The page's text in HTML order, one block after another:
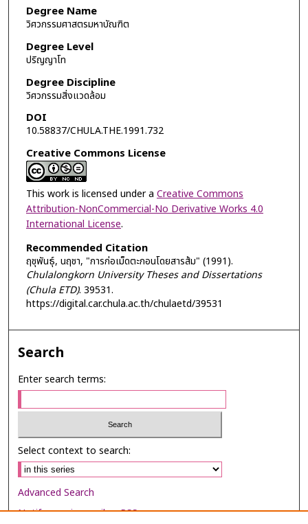
Degree Name
วิศวกรรมศาสตรมหาบัณฑิต
Degree Level
ปริญญาโท
Degree Discipline
วิศวกรรมสิ่งแวดล้อม
DOI
10.58837/CHULA.THE.1991.732
Creative Commons License
This work is licensed under a Creative Commons
Attribution-NonCommercial-No Derivative Works 4.0
International License.
Recommended Citation
ฤชุพันธุ์, นฤชา, "การก่อเม็ดตะกอนโดยสารส้ม" (1991).
Chulalongkorn University Theses and Dissertations
(Chula ETD). 39531.
https://digital.car.chula.ac.th/chulaetd/39531
Search
Enter search terms:
Select context to search:
Advanced Search
Notify me via email orRSS